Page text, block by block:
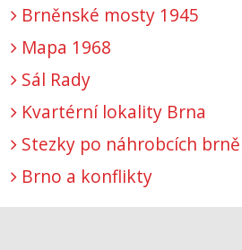
Brněnské mosty 1945
Mapa 1968
Sál Rady
Kvartérní lokality Brna
Stezky po náhrobcích
Brno a konflikty